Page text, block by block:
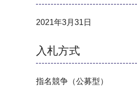
2021年3月31日
入札方式
指名競争（公募型）